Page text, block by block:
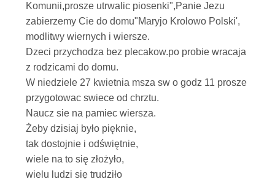
Komunii,prosze utrwalic piosenki",Panie Jezu
zabierzemy Cie do domu"Maryjo Krolowo Polski',
modlitwy wiernych i wiersze.
Dzeci przychodza bez plecakow.po probie wracaja
z rodzicami do domu.
W niedziele 27 kwietnia msza sw o godz 11 prosze
przygotowac swiece od chrztu.
Naucz sie na pamiec wiersza.
Żeby dzisiaj było pięknie,
tak dostojnie i odświętnie,
wiele na to się złożyło,
wielu ludzi się trudziło